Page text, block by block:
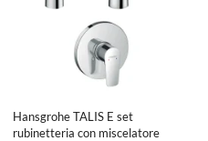
Hansgrohe TALIS E set
rubinetteria con miscelatore